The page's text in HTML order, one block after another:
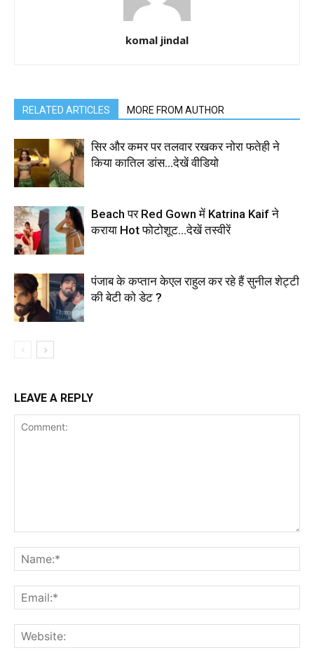
komal jindal
RELATED ARTICLES MORE FROM AUTHOR
सिर और कमर पर तलवार रखकर नोरा फतेही ने
किया कातिल डांस…देखें वीडियो
Beach पर Red Gown में Katrina Kaif ने
कराया Hot फोटोशूट…देखें तस्वीरें
पंजाब के कप्तान केएल राहुल कर रहे हैं सुनील शेट्टी
की बेटी को डेट ?
LEAVE A REPLY